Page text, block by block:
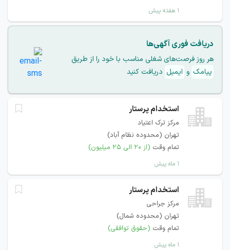
۱ هفته پیش
دریافت فوری آگهی‌ها
هر روز فرصت‌های شغلی مناسب با خود را از طریق
پیامک و ایمیل دریافت کنید
استخدام پرستار
مرکز ترک اعتیاد
تهران (محدوده نظام آباد)
تمام وقت (از ۲۰ الی ۲۵ میلیون)
۱ ماه پیش
استخدام پرستار
مرکز جراحی
تهران (محدوده شمال)
تمام وقت (حقوق توافقی)
۱ ماه پیش